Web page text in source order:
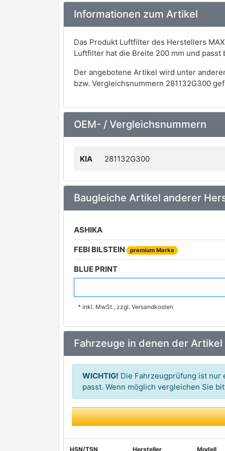
Informationen zum Artikel
Das Produkt Luftfilter des Herstellers
Luftfilter hat die Breite 200 mm und
Der angebotene Artikel wird unter
bzw. Vergleichsnummern 281132G300
OEM- / Vergleichsnummern
KIA 281132G300
Baugleiche Artikel anderer
ASHIKA
FEBI BILSTEIN premium Marke
BLUE PRINT
HENGST FILTER premium Marke
MEYLE premium Marke
HERTH+BUSS JAKOPARTS premium Marke
FILTRON
MEAT & DORIA
PURFLUX premium Marke
BOSCH
ALCO FILTER
* inkl. MwSt., zzgl. Versandkosten
Fahrzeuge in denen der
WICHTIG! Die Fahrzeugprüfung ist nur
passt. Wenn möglich vergleichen Sie
HSN/TSN Hersteller Modell